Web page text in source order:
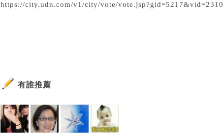
https://city.udn.com/v1/city/vote/vote.jsp?gid=5217&vid=2310
有誰推薦